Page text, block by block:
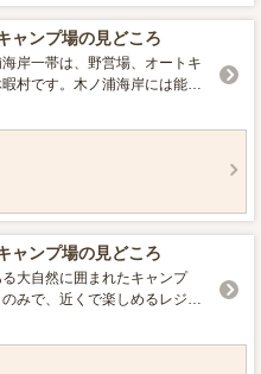
ャンプ場の見どころ
岸一帯は、野営場、オートキ
村です。木ノ浦海岸には能登
公園に指定されており、海中
7月1
エリア,
レ ■ロケーション 海
機材レン
ャンプ場の見どころ
大自然に囲まれたキャンプ
みで、近くで楽しめるレジャ
満喫できます。 ■営業期間
１日 ２４時間 ■設備 デイ